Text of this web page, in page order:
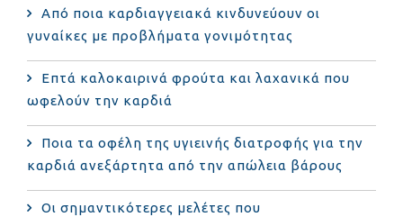
Από ποια καρδιαγγειακά κινδυνεύουν οι
γυναίκες με προβλήματα γονιμότητας
Επτά καλοκαιρινά φρούτα και λαχανικά που
ωφελούν την καρδιά
Ποια τα οφέλη της υγιεινής διατροφής για την
καρδιά ανεξάρτητα από την απώλεια βάρους
Οι σημαντικότερες μελέτες που